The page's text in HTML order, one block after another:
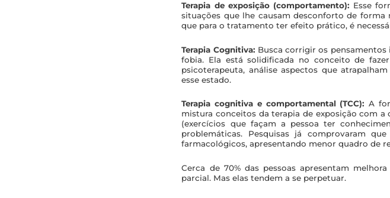
Terapia de exposição (comportamento): Esse
situações que lhe causam desconforto de
que para o tratamento ter efeito prático, é
Terapia Cognitiva: Busca corrigir os
fobia. Ela está solidificada no conceito de
psicoterapeuta, análise aspectos que
esse estado.
Terapia cognitiva e comportamental (TCC):A
mistura conceitos da terapia de exposição com
(exercícios que façam a pessoa ter
problemáticas. Pesquisas já comprovaram
farmacológicos, apresentando menor quadro de
Cerca de 70% das pessoas apresentam
parcial. Mas elas tendem a se perpetuar.